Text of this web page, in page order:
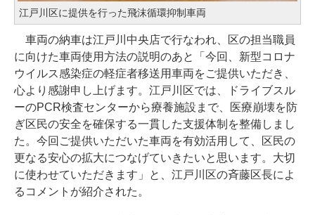
江戸川区に提供を行った飛沫循環抑制車両
車両の納車は江戸川中央店で行なわれ、区の担当職員
に向けた車両使用方法の説明のあと「今回、新型コロナ
ウイルス感染症の軽症者移送用車両をご提供いただき、
心より感謝申し上げます。江戸川区では、ドライブスル
ーのPCR検査センターから療養施設まで、医療崩壊を防
ぎ区民の安全を確保する一貫した支援体制を整備しまし
た。今回ご提供いただいた車両を有効活用して、区民の
更なる安心の拡大につなげていきたいと思います。大切
に使わせていただきます」と、江戸川区の斉藤区長によ
るコメントが紹介された。